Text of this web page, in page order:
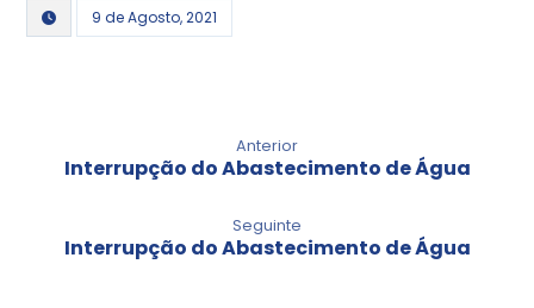
9 de Agosto, 2021
Anterior
Interrupção do Abastecimento de Água
Seguinte
Interrupção do Abastecimento de Água